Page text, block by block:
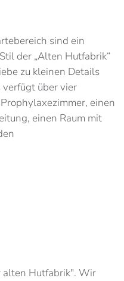
sind ein
der „Alten Hutfabrik“
zu kleinen Details
über vier
einen
einen Raum mit
alten Hutfabrik". Wir